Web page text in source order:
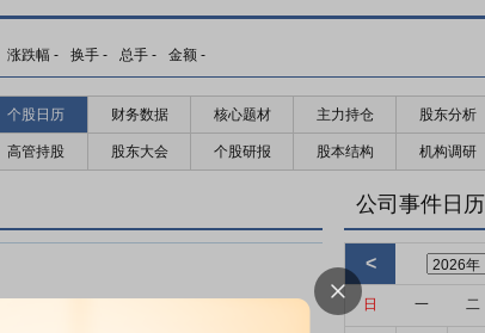
涨跌幅 - 换手 - 总手 - 金额 -
个股日历 财务数据 核心题材 主力持仓 股东分析
高管持股 股东大会 个股研报 股本结构 机构调研
公司事件日历
<
日 一 二